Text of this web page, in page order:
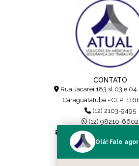
CONTATO
Rua Jacareí 183 sl 03 e
Caraguatatuba - CEP:
(12) 2103-9495
(12) 98210-6602
SIGA-NOS!
Olá! Fale